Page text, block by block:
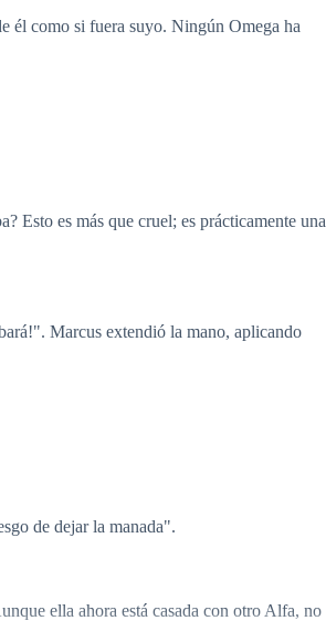
él como si fuera suyo. Ningún Omega ha
Esto es más que cruel; es prácticamente una
Marcus extendió la mano, aplicando
de dejar la manada".
ella ahora está casada con otro Alfa, no